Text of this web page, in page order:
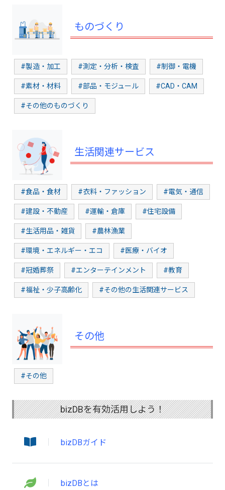
ものづくり
#製造・加工 #測定・分析・検査 #制御・電機
#素材・材料 #部品・モジュール #CAD・CAM
#その他のものづくり
生活関連サービス
#食品・食材 #衣料・ファッション #電気・通信
#建設・不動産 #運輸・倉庫 #住宅設備
#生活用品・雑貨 #農林漁業
#環境・エネルギー・エコ #医療・バイオ
#冠婚葬祭 #エンターテインメント #教育
#福祉・少子高齢化 #その他の生活関連サービス
その他
#その他
bizDBを有効活用しよう！
bizDBガイド
bizDBとは